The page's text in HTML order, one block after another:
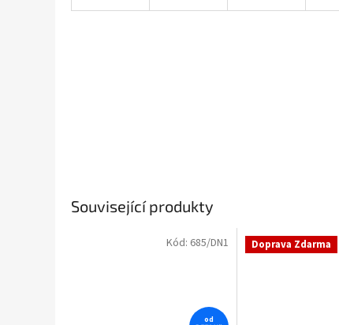
Související produkty
od
Kód: 685/DN1 Doprava Zdarma